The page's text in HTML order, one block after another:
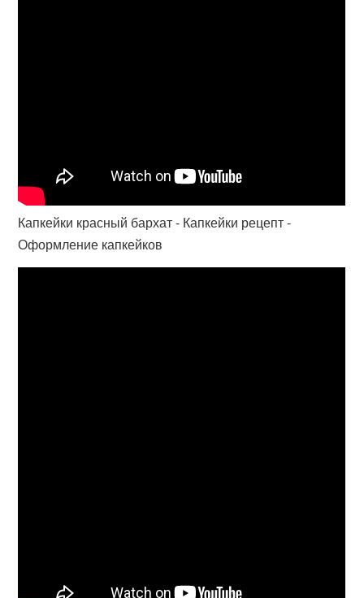
Капкейки красный бархат - Капкейки рецепт -
Оформление капкейков